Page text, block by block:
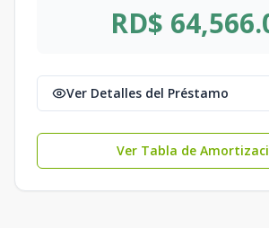
RD$
Ver Detalles del Préstamo
Ver Tabla de